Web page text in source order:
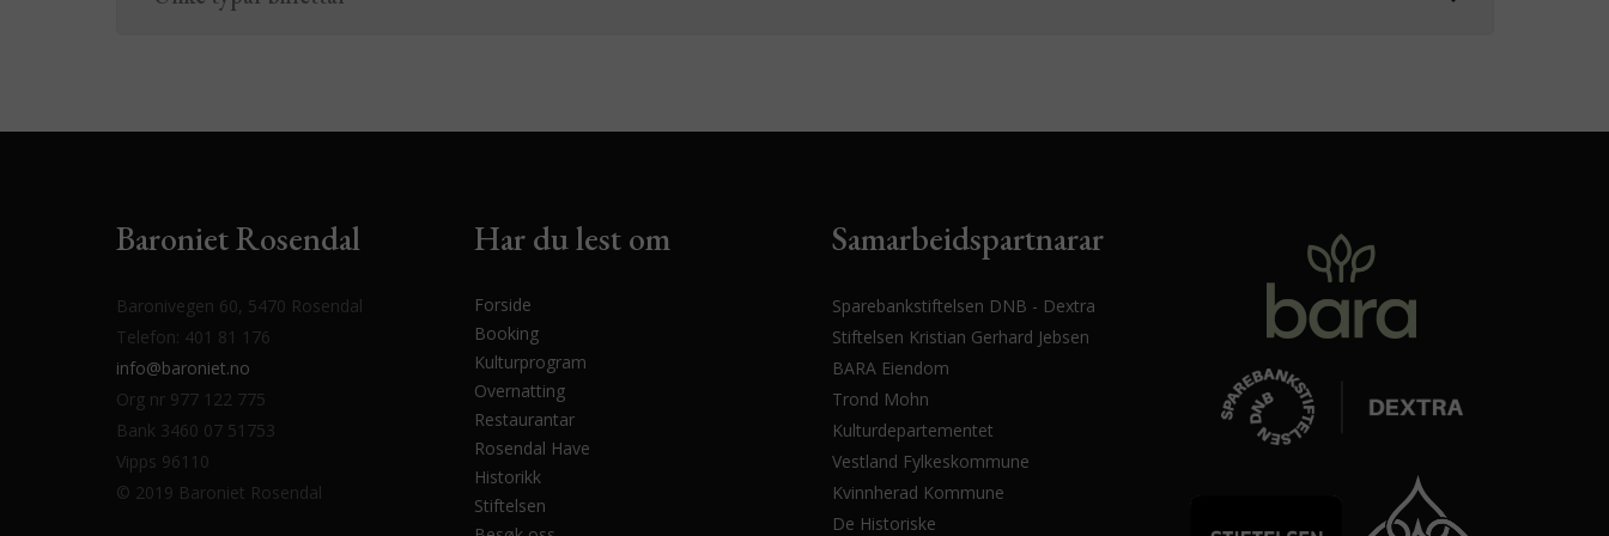
Baroniet Rosendal
Baronivegen 60, 5470 Rosendal
Telefon: 401 81 176
info@baroniet.no
Org nr 977 122 775
Bank 3460 07 51753
Vipps 96110
© 2019 Baroniet Rosendal
Har du lest om
Forside
Booking
Kulturprogram
Overnatting
Restaurantar
Rosendal Have
Historikk
Stiftelsen
Samarbeidspartnarar
Sparebankstiftelsen DNB - Dextra
Stiftelsen Kristian Gerhard Jebsen
BARA Eiendom
Trond Mohn
Kulturdepartementet
Vestland Fylkeskommune
Kvinnherad Kommune
De Historiske